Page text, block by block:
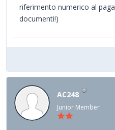
riferimento numerico al
documenti!)
AC248
Junior Member